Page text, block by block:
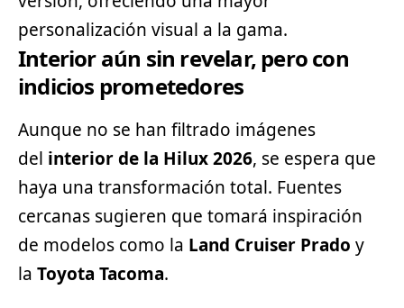
personalización visual a la gama.
Interior aún sin revelar, pero con
indicios prometedores
Aunque no se han filtrado imágenes
del interior de la Hilux 2026, se espera que
haya una transformación total. Fuentes
cercanas sugieren que tomará inspiración
de modelos como la Land Cruiser Prado y
la Toyota Tacoma.